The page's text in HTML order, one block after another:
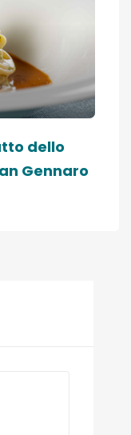
dello
Gennaro